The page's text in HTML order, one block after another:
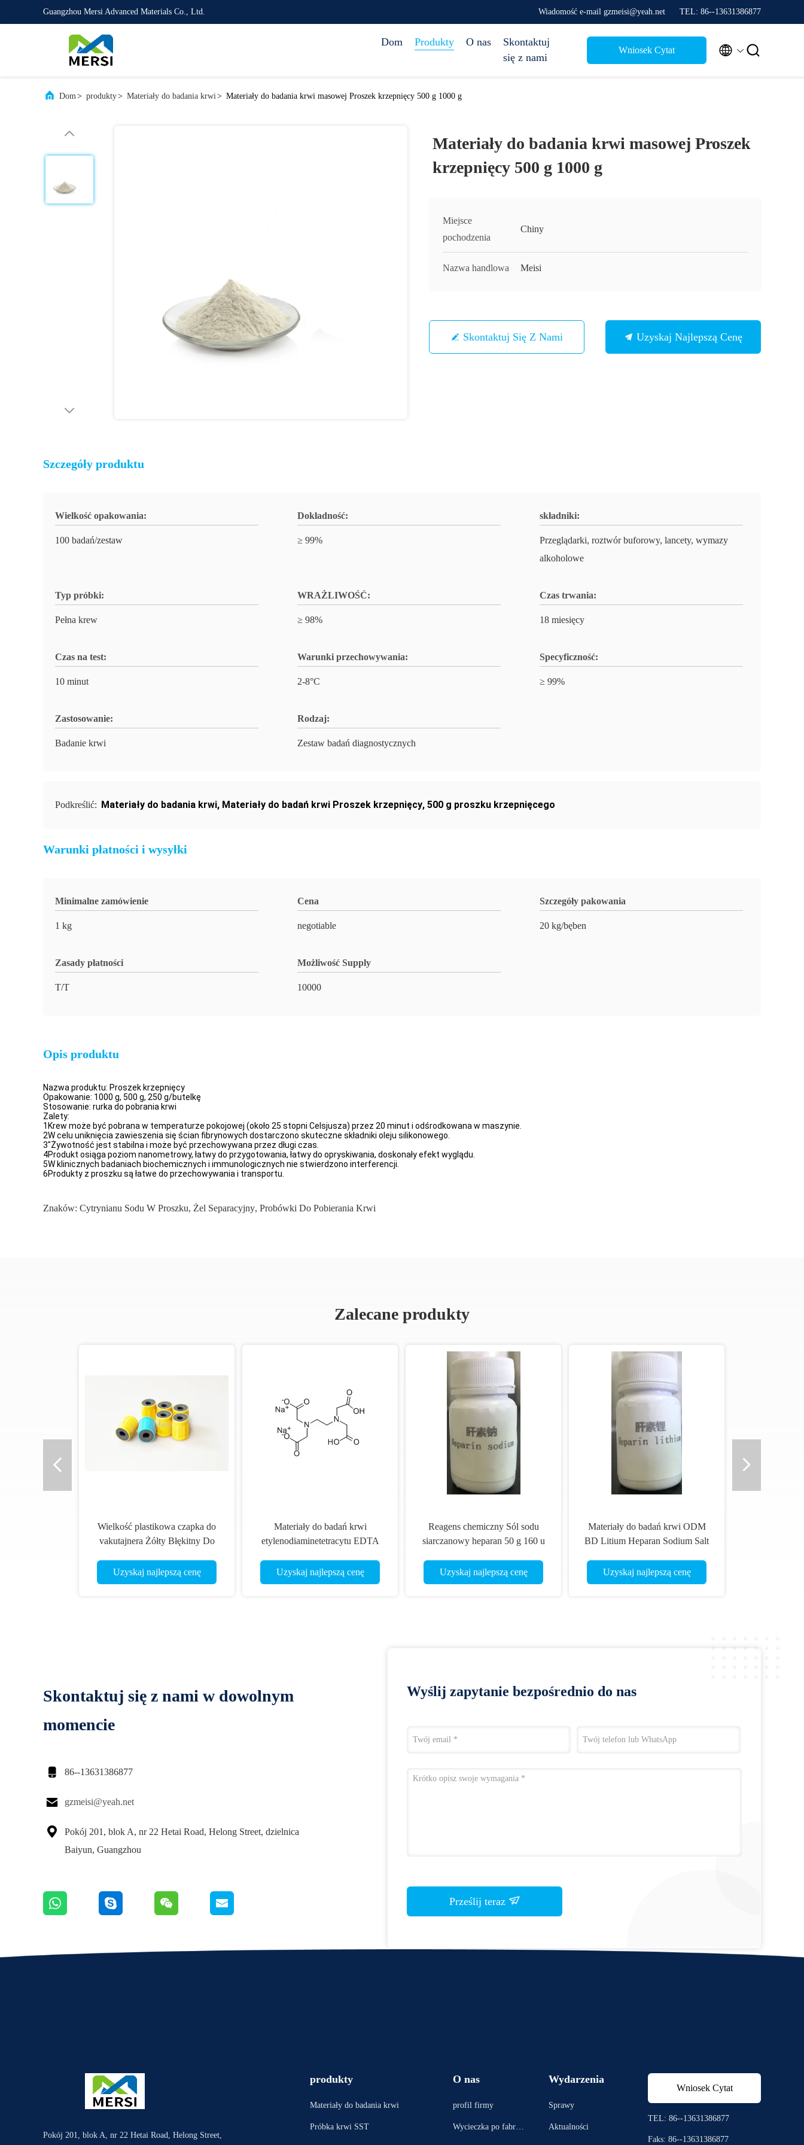
Guangzhou Mersi Advanced Materials Co., Ltd. Wiadomość e-mail gzmeisi@yeah.net TEL: 86--13631386877
Dom Produkty O nas
Skontaktuj
się z nami
Wniosek Cytat  
Dom> produkty> Materiały do ​​badania krwi> Materiały do badania krwi masowej Proszek krzepnięcy 500 g 1000 g
Materiały do badania krwi masowej Proszek
krzepnięcy 500 g 1000 g
Miejsce
pochodzenia
Chiny
Nazwa handlowa Meisi
Skontaktuj Się Z Nami Uzyskaj Najlepszą Cenę
Szczegóły produktu
Wielkość opakowania:
100 badań/zestaw
Dokładność:
≥ 99%
składniki:
Przeglądarki, roztwór buforowy, lancety, wymazy
alkoholowe
Typ próbki:
Pełna krew
WRAŻLIWOŚĆ:
≥ 98%
Czas trwania:
18 miesięcy
Czas na test:
10 minut
Warunki przechowywania:
2-8°C
Specyficzność:
≥ 99%
Zastosowanie:
Badanie krwi
Rodzaj:
Zestaw badań diagnostycznych
Podkreślić: Materiały do badania krwi, Materiały do badań krwi Proszek krzepnięcy, 500 g proszku krzepnięcego
Warunki płatności i wysyłki
Minimalne zamówienie
1 kg
Cena
negotiable
Szczegóły pakowania
20 kg/bęben
Zasady płatności
T/T
Możliwość Supply
10000
Opis produktu
Nazwa produktu: Proszek krzepnięcy
Opakowanie: 1000 g, 500 g, 250 g/butelkę
Stosowanie: rurka do pobrania krwi
Zalety:
1Krew może być pobrana w temperaturze pokojowej (około 25 stopni Celsjusza) przez 20 minut i odśrodkowana w maszynie.
2W celu uniknięcia zawieszenia się ścian fibrynowych dostarczono skuteczne składniki oleju silikonowego.
3"Żywotność jest stabilna i może być przechowywana przez długi czas.
4Produkt osiąga poziom nanometrowy, łatwy do przygotowania, łatwy do opryskiwania, doskonały efekt wyglądu.
5W klinicznych badaniach biochemicznych i immunologicznych nie stwierdzono interferencji.
6Produkty z proszku są łatwe do przechowywania i transportu.
Znaków: Cytrynianu Sodu W Proszku, Żel Separacyjny, Probówki Do Pobierania Krwi
Zalecane produkty
Wielkość plastikowa czapka do
vakutajnera Żółty Błękitny Do
Uzyskaj najlepszą cenę
Materiały do badań krwi
etylenodiaminetetracytu EDTA
Uzyskaj najlepszą cenę
Reagens chemiczny Sól sodu
siarczanowy heparan 50 g 160 u
Uzyskaj najlepszą cenę
Materiały do badań krwi ODM
BD Litium Heparan Sodium Salt
Uzyskaj najlepszą cenę
Skontaktuj się z nami w dowolnym
momencie
 86--13631386877
 gzmeisi@yeah.net

Pokój 201, blok A, nr 22 Hetai Road, Helong Street, dzielnica
Baiyun, Guangzhou
Wyślij zapytanie bezpośrednio do nas
Prześlij teraz
Pokój 201, blok A, nr 22 Hetai Road, Helong Street,
produkty
Materiały do ​​badania krwi
Próbka krwi SST
O nas
profil firmy
Wycieczka po fabryc
Wydarzenia
Sprawy
Aktualności
Wniosek Cytat
TEL: 86--13631386877
Faks: 86--13631386877